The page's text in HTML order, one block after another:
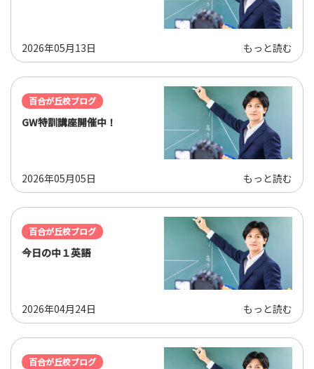
2026年05月13日 もっと読む
百合が丘校ブログ
GW特訓講座開催中！
2026年05月05日 もっと読む
百合が丘校ブログ
今日の中１英語
2026年04月24日 もっと読む
百合が丘校ブログ